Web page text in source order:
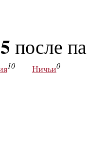
после
10 Ничьи0